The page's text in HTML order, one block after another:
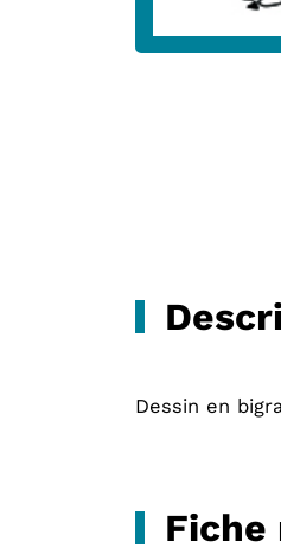
Dessin en